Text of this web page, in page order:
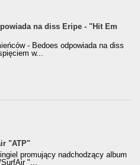
na diss Eripe - "Hit Em
- Bedoes odpowiada na diss
w...
"ATP"
promujący nadchodzący album
"...